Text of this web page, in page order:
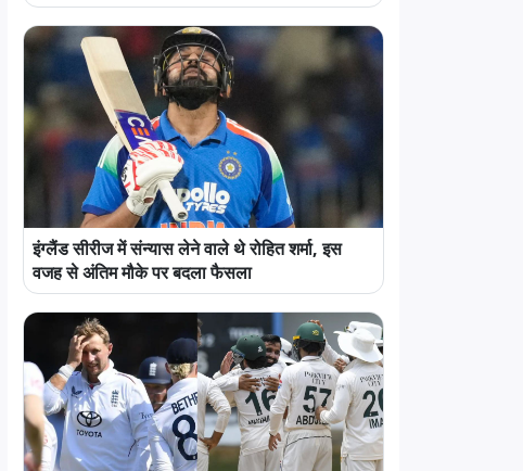
इंग्लैंड सीरीज में संन्यास लेने वाले थे रोहित शर्मा, इस
वजह से अंतिम मौके पर बदला फैसला